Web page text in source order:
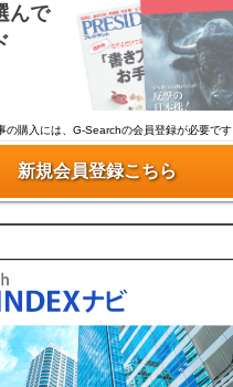
んで
の購入には、G-Searchの会員登録が必要です
新規会員登録こちら